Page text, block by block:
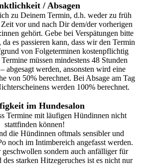
/ Absagen
zu Deinem Termin, d.h. weder zu früh
vor und nach Dir dem/der vorherigen
gehört. Gebe bei Verspätungen bitte
es passieren kann, dass wir den Termin
von Folgeterminen kostenpflichtig
müssen mindestens 48 Stunden
abgesagt werden, ansonsten wird eine
von 50% berechnet. Bei Absage am Tag
werden 100% berechnet.
im Hundesalon
Termine mit läufigen Hündinnen nicht
stattfinden können!
die Hündinnen oftmals sensibler und
noch im Intimbereich angefasst werden.
sondern auch anfälliger für
starken Hitzegeruches ist es nicht nur